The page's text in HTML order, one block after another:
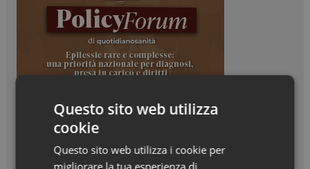
Questo sito web utilizza
cookie
Questo sito web utilizza i cookie per
migliorare la tua esperienza di